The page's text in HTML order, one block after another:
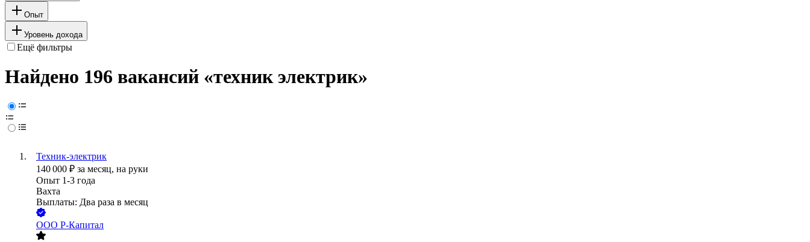
Опыт
Уровень дохода
Ещё фильтры
Найдено 196 вакансий «техник электрик»
Техник-электрик
140 000 ₽ за месяц, на руки
Опыт 1-3 года
Вахта
Выплаты: Два раза в месяц
ООО Р-Капитал